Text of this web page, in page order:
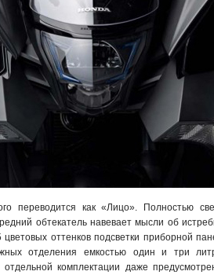
переводится как «Лицо». Полностью
обтекатель навевает мысли об
оттенков подсветки приборной
отделения емкостью один и три
комплектации даже